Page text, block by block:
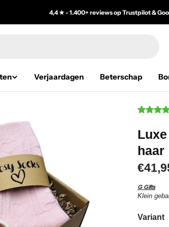
4,4 ★ - 1.400+ reviews op Trustpilot &
Verjaardagen Beterschap
haar
G Gifts
Klein
Variant